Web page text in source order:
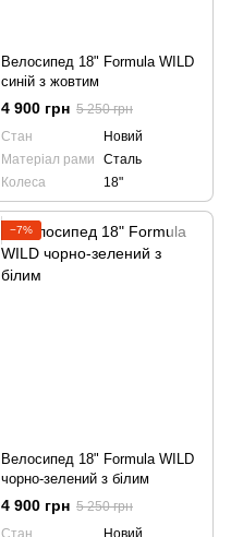
Велосипед 18" Formula WILD
синій з жовтим
4 900 грн 5 250 грн
Стан
Новий
Матеріал рами
Сталь
Колеса
18"
−7%
Велосипед 18" Formula WILD
чорно-зелений з білим
4 900 грн 5 250 грн